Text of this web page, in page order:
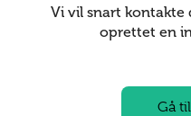
Vi vil snart kontakte
oprettet en
Gå